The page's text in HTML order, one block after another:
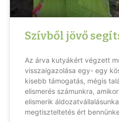
Szívből jövő
Az árva kutyákért végzett
visszaigazolása egy- egy
kisebb támogatás, mégis
elismerés számunkra,
elismerik
megtiszteltetés ért